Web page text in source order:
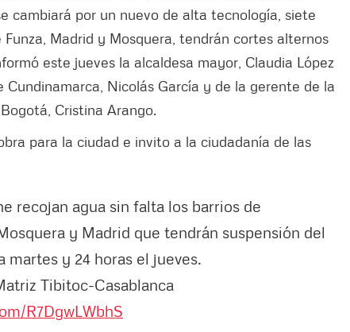
cambiará por un nuevo de alta tecnología, siete
Madrid y Mosquera, tendrán cortes alternos
este jueves la alcaldesa mayor, Claudia López
Nicolás García y de la gerente de la
Cristina Arango.
para la ciudad e invito a la ciudadanía de las
recojan agua sin falta los barrios de
y Madrid que tendrán suspensión del
martes y 24 horas el jueves.
Tibitoc-Casablanca
R7DgwLWbhS